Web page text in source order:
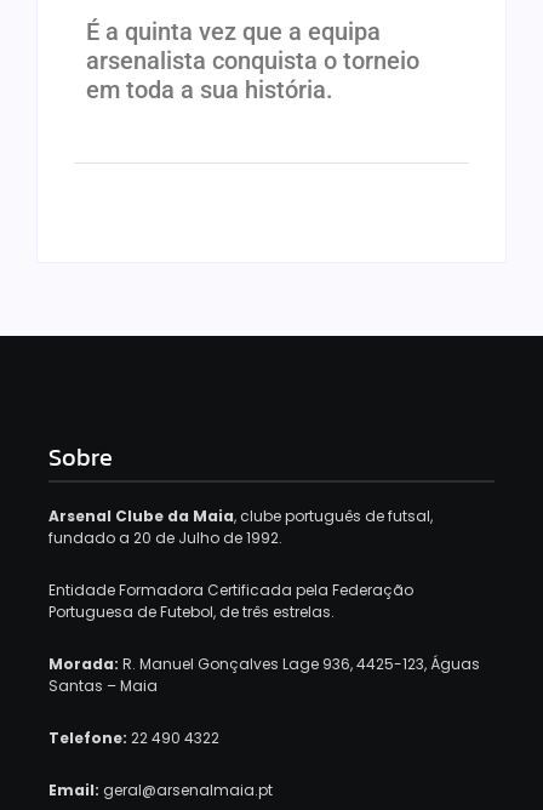
É a quinta vez que a equipa
arsenalista conquista o torneio
em toda a sua história.
Sobre
Arsenal Clube da Maia, clube português de futsal,
fundado a 20 de Julho de 1992.
Entidade Formadora Certificada pela Federação
Portuguesa de Futebol, de três estrelas.
Morada: R. Manuel Gonçalves Lage 936, 4425-123, Águas
Santas – Maia
Telefone: 22 490 4322
Email: geral@arsenalmaia.pt